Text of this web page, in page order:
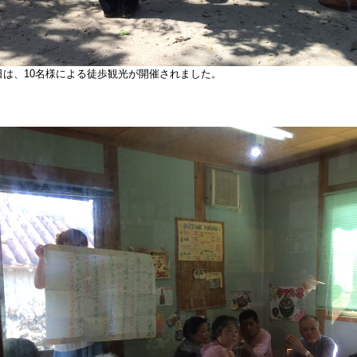
は、10名様による徒歩観光が開催されました。